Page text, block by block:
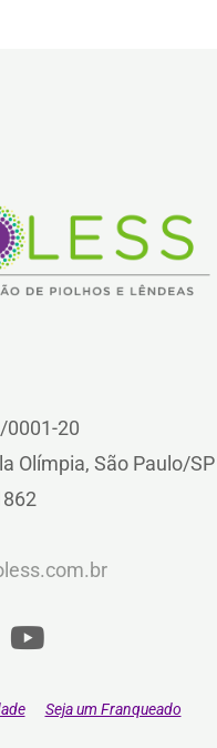
0001-20
Olímpia, São Paulo/SP
Seja um Franqueado